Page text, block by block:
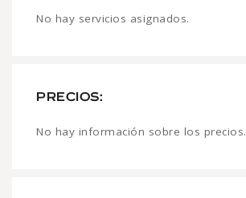
No hay servicios asignados.
PRECIOS:
No hay información sobre los precios.